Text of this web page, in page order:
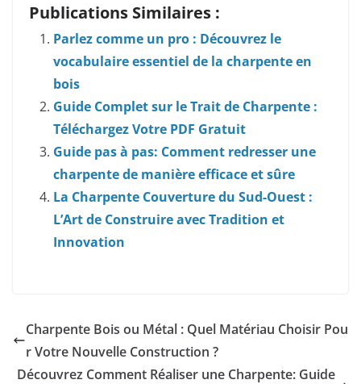
Publications Similaires :
Parlez comme un pro : Découvrez le
vocabulaire essentiel de la charpente en
bois
Guide Complet sur le Trait de Charpente :
Téléchargez Votre PDF Gratuit
Guide pas à pas: Comment redresser une
charpente de manière efficace et sûre
La Charpente Couverture du Sud-Ouest :
L’Art de Construire avec Tradition et
Innovation
Charpente Bois ou Métal : Quel Matériau Choisir Pou
r Votre Nouvelle Construction ?
Découvrez Comment Réaliser une Charpente: Guide